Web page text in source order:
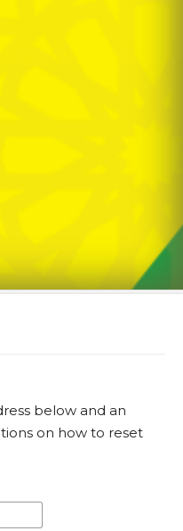
below and an
on how to reset